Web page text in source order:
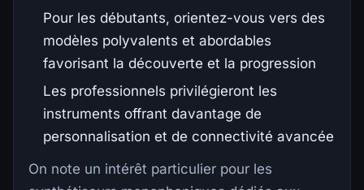
Pour les débutants, orientez-vous vers des
modèles polyvalents et abordables
favorisant la découverte et la progression
Les professionnels privilégieront les
instruments offrant davantage de
personnalisation et de connectivité avancée
On note un intérêt particulier pour les